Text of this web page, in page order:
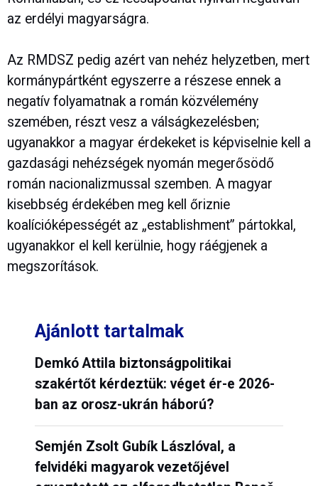
az erdélyi magyarságra.
Az RMDSZ pedig azért van nehéz helyzetben, mert
kormánypártként egyszerre a részese ennek a
negatív folyamatnak a román közvélemény
szemében, részt vesz a válságkezelésben;
ugyanakkor a magyar érdekeket is képviselnie kell a
gazdasági nehézségek nyomán megerősödő
román nacionalizmussal szemben. A magyar
kisebbség érdekében meg kell őriznie
koalícióképességét az „establishment” pártokkal,
ugyanakkor el kell kerülnie, hogy ráégjenek a
megszorítások.
Ajánlott tartalmak
Demkó Attila biztonságpolitikai
szakértőt kérdeztük: véget ér-e 2026-
ban az orosz-ukrán háború?
Semjén Zsolt Gubík Lászlóval, a
felvidéki magyarok vezetőjével